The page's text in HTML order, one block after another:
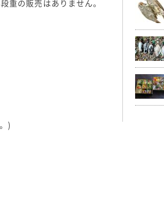
重の販売はありません。
)